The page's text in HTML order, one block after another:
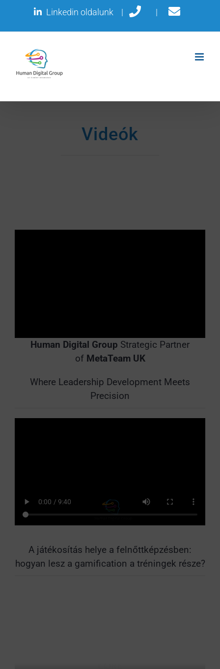
Kihagyás
Linkedin oldalunk | |
Videók
Human Digital Group Strategic Partner
of MetaTeam UK
Where Leadership Development Meets
Precision
A játékosítás helye a felnőttképzésben:
hogyan lesz a gamification a tréningek része?